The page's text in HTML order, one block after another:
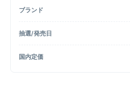
ブランド
抽選/発売日
国内定価